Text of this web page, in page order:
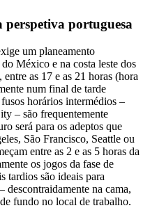
portuguesa
um planeamento
México e na costa leste dos
as 17 e as 21 horas (hora
num final de tarde
horários intermédios –
– são frequentemente
será para os adeptos que
São Francisco, Seattle ou
entre as 2 e as 5 horas da
os jogos da fase de
tardios são ideais para
descontraidamente na cama,
fundo no local de trabalho.